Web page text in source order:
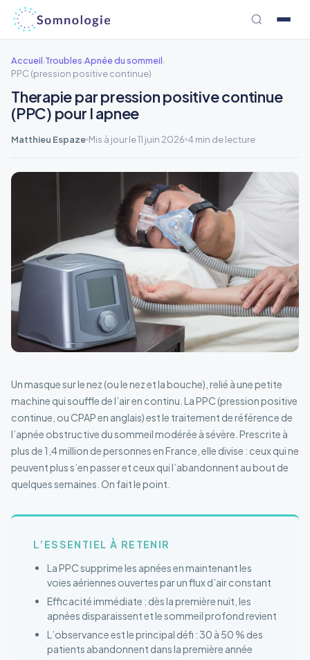
Aller
contenu
Accueil›Troubles›Apnée du sommeil›
PPC (pression positive continue)
Therapie par pression positive continue
(PPC) pour l apnee
Matthieu Espaze Mis à jour le 11 juin 2026 4 min de lecture
Un masque sur le nez (ou le nez et la bouche), relié à une petite
machine qui souffle de l’air en continu. La PPC (pression positive
continue, ou CPAP en anglais) est le traitement de référence de
l’apnée obstructive du sommeil modérée à sévère. Prescrite à
plus de 1,4 million de personnes en France, elle divise : ceux qui ne
peuvent plus s’en passer et ceux qui l’abandonnent au bout de
quelques semaines. On fait le point.
L’ESSENTIEL À RETENIR
La PPC supprime les apnées en maintenant les
voies aériennes ouvertes par un flux d’air constant
Efficacité immédiate : dès la première nuit, les
apnées disparaissent et le sommeil profond revient
L’observance est le principal défi : 30 à 50 % des
patients abandonnent dans la première année